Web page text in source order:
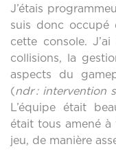
J’étais
suis donc
cette console.
collisions, la
aspects du
(ndr: intervention
L’équipe était
était tous amené
jeu, de manière